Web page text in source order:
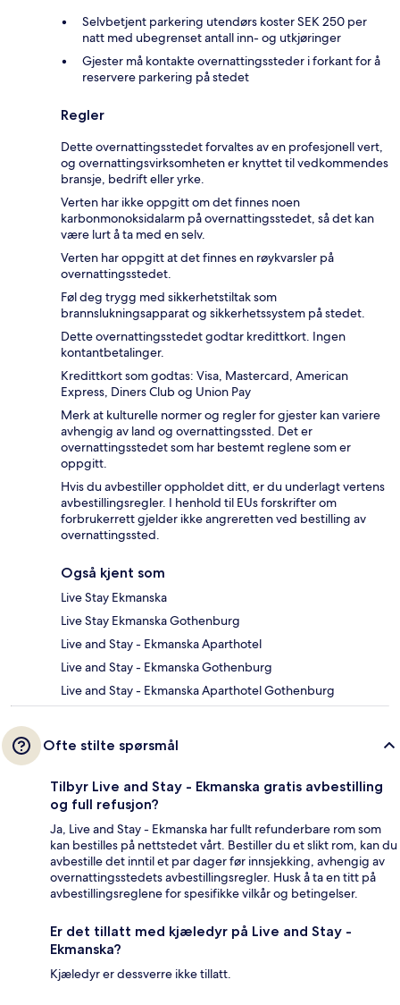
Selvbetjent parkering utendørs koster SEK 250 per
natt med ubegrenset antall inn- og utkjøringer
Gjester må kontakte overnattingssteder i forkant for å
reservere parkering på stedet
Regler
Dette overnattingsstedet forvaltes av en profesjonell vert,
og overnattingsvirksomheten er knyttet til vedkommendes
bransje, bedrift eller yrke.
Verten har ikke oppgitt om det finnes noen
karbonmonoksidalarm på overnattingsstedet, så det kan
være lurt å ta med en selv.
Verten har oppgitt at det finnes en røykvarsler på
overnattingsstedet.
Føl deg trygg med sikkerhetstiltak som
brannslukningsapparat og sikkerhetssystem på stedet.
Dette overnattingsstedet godtar kredittkort. Ingen
kontantbetalinger.
Kredittkort som godtas: Visa, Mastercard, American
Express, Diners Club og Union Pay
Merk at kulturelle normer og regler for gjester kan variere
avhengig av land og overnattingssted. Det er
overnattingsstedet som har bestemt reglene som er
oppgitt.
Hvis du avbestiller oppholdet ditt, er du underlagt vertens
avbestillingsregler. I henhold til EUs forskrifter om
forbrukerrett gjelder ikke angreretten ved bestilling av
overnattingssted.
Også kjent som
Live Stay Ekmanska
Live Stay Ekmanska Gothenburg
Live and Stay - Ekmanska Aparthotel
Live and Stay - Ekmanska Gothenburg
Live and Stay - Ekmanska Aparthotel Gothenburg
Ofte stilte spørsmål
Tilbyr Live and Stay - Ekmanska gratis avbestilling
og full refusjon?
Ja, Live and Stay - Ekmanska har fullt refunderbare rom som
kan bestilles på nettstedet vårt. Bestiller du et slikt rom, kan du
avbestille det inntil et par dager før innsjekking, avhengig av
overnattingsstedets avbestillingsregler. Husk å ta en titt på
avbestillingsreglene for spesifikke vilkår og betingelser.
Er det tillatt med kjæledyr på Live and Stay -
Ekmanska?
Kjæledyr er dessverre ikke tillatt.